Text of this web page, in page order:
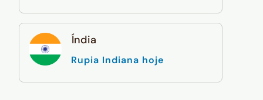
Índia
Rupia Indiana hoje